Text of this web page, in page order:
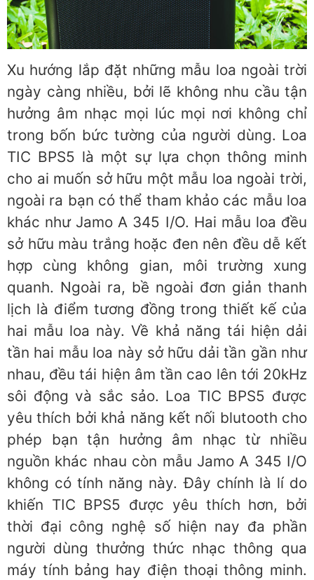
Xu hướng lắp đặt những mẫu loa ngoài trời
ngày càng nhiều, bởi lẽ không nhu cầu tận
hưởng âm nhạc mọi lúc mọi nơi không chỉ
trong bốn bức tường của người dùng. Loa
TIC BPS5 là một sự lựa chọn thông minh
cho ai muốn sở hữu một mẫu loa ngoài trời,
ngoài ra bạn có thể tham khảo các mẫu loa
khác như Jamo A 345 I/O. Hai mẫu loa đều
sở hữu màu trắng hoặc đen nên đều dễ kết
hợp cùng không gian, môi trường xung
quanh. Ngoài ra, bề ngoài đơn giản thanh
lịch là điểm tương đồng trong thiết kế của
hai mẫu loa này. Về khả năng tái hiện dải
tần hai mẫu loa này sở hữu dải tần gần như
nhau, đều tái hiện âm tần cao lên tới 20kHz
sôi động và sắc sảo. Loa TIC BPS5 được
yêu thích bởi khả năng kết nối blutooth cho
phép bạn tận hưởng âm nhạc từ nhiều
nguồn khác nhau còn mẫu Jamo A 345 I/O
không có tính năng này. Đây chính là lí do
khiến TIC BPS5 được yêu thích hơn, bởi
thời đại công nghệ số hiện nay đa phần
người dùng thưởng thức nhạc thông qua
máy tính bảng hay điện thoại thông minh.